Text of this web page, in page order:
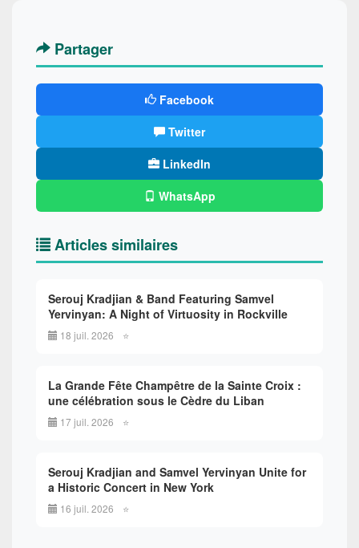
Partager
Facebook
Twitter
LinkedIn
WhatsApp
Articles similaires
Serouj Kradjian & Band Featuring Samvel
Yervinyan: A Night of Virtuosity in Rockville
18 juil. 2026 ⭐
La Grande Fête Champêtre de la Sainte Croix :
une célébration sous le Cèdre du Liban
17 juil. 2026 ⭐
Serouj Kradjian and Samvel Yervinyan Unite for
a Historic Concert in New York
16 juil. 2026 ⭐